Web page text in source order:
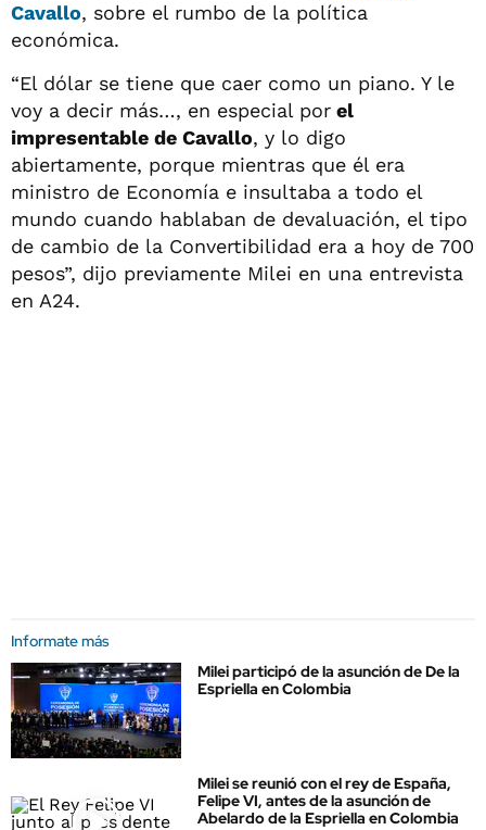
Cavallo, sobre el rumbo de la política
económica.
“El dólar se tiene que caer como un piano. Y le
voy a decir más…, en especial por el
impresentable de Cavallo, y lo digo
abiertamente, porque mientras que él era
ministro de Economía e insultaba a todo el
mundo cuando hablaban de devaluación, el tipo
de cambio de la Convertibilidad era a hoy de 700
pesos”, dijo previamente Milei en una entrevista
en A24.
Informate más
Milei participó de la asunción de De la
Espriella en Colombia
Milei se reunió con el rey de España,
Felipe VI, antes de la asunción de
Abelardo de la Espriella en Colombia